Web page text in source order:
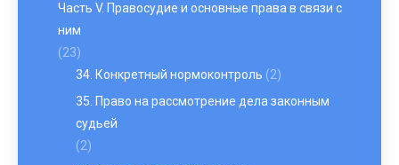
Часть V. Правосудие и основные права в связи с
ним
(23)
34. Конкретный нормоконтроль (2)
35. Право на рассмотрение дела законным
судьей
(2)